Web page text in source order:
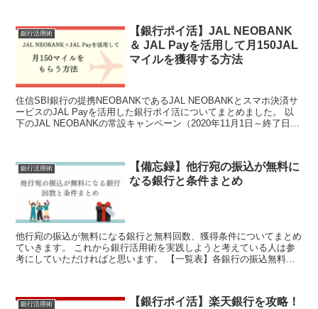
銀行活用術
【銀行ポイ活】JAL NEOBANK
＆ JAL Payを活用して月150JAL
マイルを獲得する方法
住信SBI銀行の提携NEOBANKであるJAL NEOBANKとスマホ決済サ
ービスのJAL Payを活用した銀行ポイ活についてまとめました。 以
下のJAL NEOBANKの常設キャンペーン（2020年11月1日～終了日未
銀行活用術
【備忘録】他行宛の振込が無料に
なる銀行と条件まとめ
他行宛の振込が無料になる銀行と無料回数、獲得条件についてまとめ
ていきます。 これから銀行活用術を実践しようと考えている人は参
考にしていただければと思います。 【一覧表】各銀行の振込無料回
銀行活用術
【銀行ポイ活】楽天銀行を攻略！